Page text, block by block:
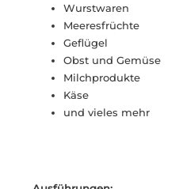
Wurstwaren
Meeresfrüchte
Geflügel
Obst und Gemüse
Milchprodukte
Käse
und vieles mehr